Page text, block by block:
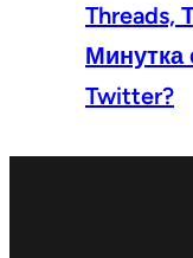
Threads,
Минутка
Twitter?